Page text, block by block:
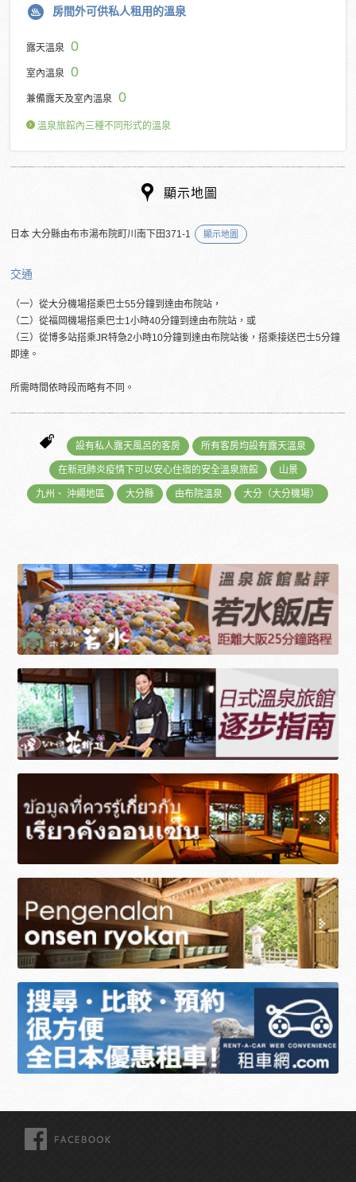
房間外可供私人租用的溫泉
露天溫泉 0
室內溫泉 0
兼備露天及室內溫泉 0
溫泉旅館內三種不同形式的溫泉
顯示地圖
日本 大分縣由布市湯布院町川南下田371-1 顯示地圖
交通
（一）從大分機場搭乘巴士55分鐘到達由布院站，
（二）從福岡機場搭乘巴士1小時40分鐘到達由布院站，或
（三）從博多站搭乘JR特急2小時10分鐘到達由布院站後，搭乘接送巴士5分鐘
即達。
所需時間依時段而略有不同。
設有私人露天風呂的客房 所有客房均設有露天溫泉
在新冠肺炎疫情下可以安心住宿的安全溫泉旅館 山景
九州、 沖繩地區 大分縣 由布院溫泉 大分（大分機場）